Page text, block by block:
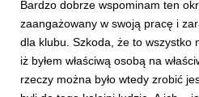
Bardzo dobrze wspominam ten
zaangażowany w swoją pracę i
dla klubu. Szkoda, że to wszystko
iż byłem właściwą osobą na
rzeczy można było wtedy zrobić